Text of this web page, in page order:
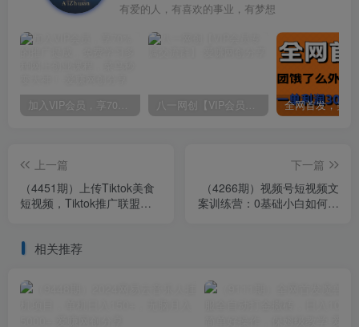
有爱的人，有喜欢的事业，有梦想
加入VIP会员，享70%的推广提成，免费学习多种网上创业课程，菜鸟秒变大神！ 八一网创【VIP会员专属交流群】
上一篇
（4451期）上传Tiktok美食
短视频，Tiktok推广联盟，
下一篇
（4266期）视频号短视频文
案训练营：0基础小白如何建
相关推荐